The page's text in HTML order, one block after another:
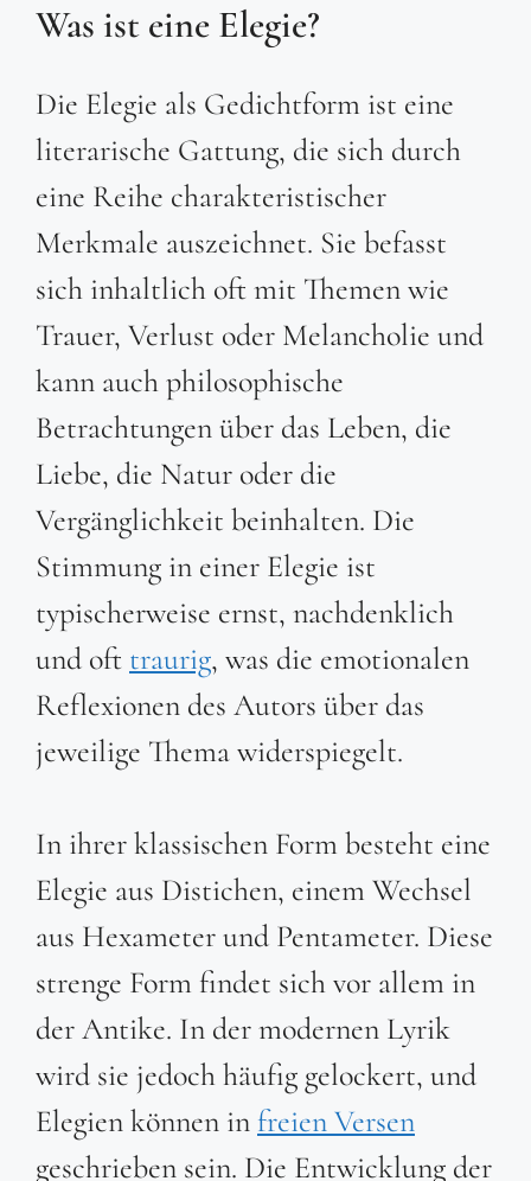
Was ist eine Elegie?
Die Elegie als Gedichtform ist eine
literarische Gattung, die sich durch
eine Reihe charakteristischer
Merkmale auszeichnet. Sie befasst
sich inhaltlich oft mit Themen wie
Trauer, Verlust oder Melancholie und
kann auch philosophische
Betrachtungen über das Leben, die
Liebe, die Natur oder die
Vergänglichkeit beinhalten. Die
Stimmung in einer Elegie ist
typischerweise ernst, nachdenklich
und oft traurig, was die emotionalen
Reflexionen des Autors über das
jeweilige Thema widerspiegelt.
In ihrer klassischen Form besteht eine
Elegie aus Distichen, einem Wechsel
aus Hexameter und Pentameter. Diese
strenge Form findet sich vor allem in
der Antike. In der modernen Lyrik
wird sie jedoch häufig gelockert, und
Elegien können infreien Versen
geschrieben sein. Die Entwicklung der